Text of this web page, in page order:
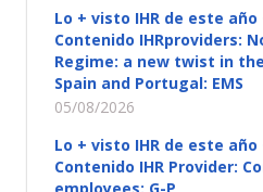
Lo + visto IHR de este año
Contenido IHRproviders:
Regime: a new twist in
Spain and Portugal: EMS
05/08/2026
Lo + visto IHR de este año
Contenido IHR Provider: